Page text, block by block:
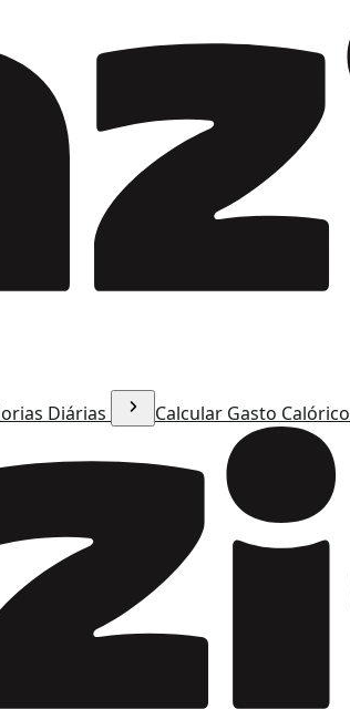
Diárias Calcular Gasto Calórico